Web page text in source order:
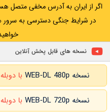
در شرایط جنگی دسترسی به سرور
نسخه های قابل پخش آنلاین
نسخه WEB-DL 480p با
نسخه WEB-DL 720p با